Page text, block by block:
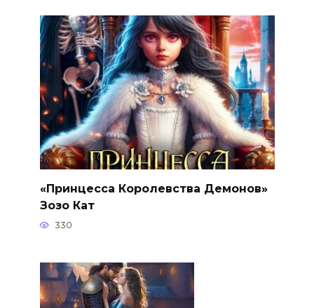
«Принцесса Королевства Демонов»
Зозо Кат
330